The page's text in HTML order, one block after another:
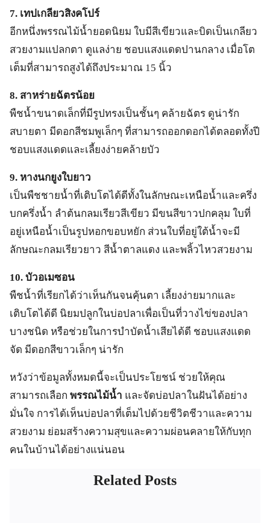
7. เทปเกลียวสิงคโปร์
อีกหนึ่งพรรณไม้น้ำยอดนิยม ใบมีสีเขียวและบิดเป็นเกลียว
สวยงามแปลกตา ดูแลง่าย ชอบแสงแดดปานกลาง เมื่อโต
เต็มที่สามารถสูงได้ถึงประมาณ 15 นิ้ว
8. สาหร่ายฉัตรน้อย
พืชน้ำขนาดเล็กที่มีรูปทรงเป็นชั้นๆ คล้ายฉัตร ดูน่ารัก
สบายตา มีดอกสีชมพูเล็กๆ ที่สามารถออกดอกได้ตลอดทั้งปี
ชอบแสงแดดและเลี้ยงง่ายคล้ายบัว
9. หางนกยูงใบยาว
เป็นพืชชายน้ำที่เติบโตได้ดีทั้งในลักษณะเหนือน้ำและครึ่ง
บกครึ่งน้ำ ลำต้นกลมเรียวสีเขียว มีขนสีขาวปกคลุม ใบที่
อยู่เหนือน้ำเป็นรูปหอกขอบหยัก ส่วนใบที่อยู่ใต้น้ำจะมี
ลักษณะกลมเรียวยาว สีน้ำตาลแดง และพลิ้วไหวสวยงาม
10. บัวอเมซอน
พืชน้ำที่เรียกได้ว่าเห็นกันจนคุ้นตา เลี้ยงง่ายมากและ
เติบโตได้ดี นิยมปลูกในบ่อปลาเพื่อเป็นที่วางไข่ของปลา
บางชนิด หรือช่วยในการบำบัดน้ำเสียได้ดี ชอบแสงแดด
จัด มีดอกสีขาวเล็กๆ น่ารัก
หวังว่าข้อมูลทั้งหมดนี้จะเป็นประโยชน์ ช่วยให้คุณ
สามารถเลือก พรรณไม้น้ำ และจัดบ่อปลาในฝันได้อย่าง
มั่นใจ การได้เห็นบ่อปลาที่เต็มไปด้วยชีวิตชีวาและความ
สวยงาม ย่อมสร้างความสุขและความผ่อนคลายให้กับทุก
คนในบ้านได้อย่างแน่นอน
Related Posts